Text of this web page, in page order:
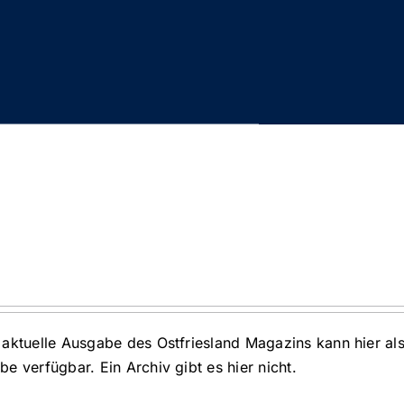
Ausgabe des Ostfriesland Magazins kann hier als
verfügbar. Ein Archiv gibt es hier nicht.